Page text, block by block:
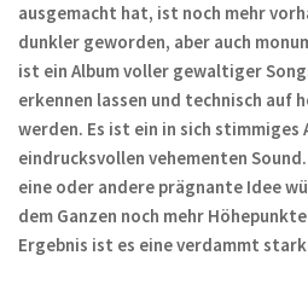
ausgemacht hat, ist noch mehr
dunkler geworden, aber auch
ist ein Album voller gewaltiger
erkennen lassen und technisch auf
werden. Es ist ein in sich stimmiges
eindrucksvollen vehementen
eine oder andere prägnante Idee
dem Ganzen noch mehr
Ergebnis ist es eine verdammt